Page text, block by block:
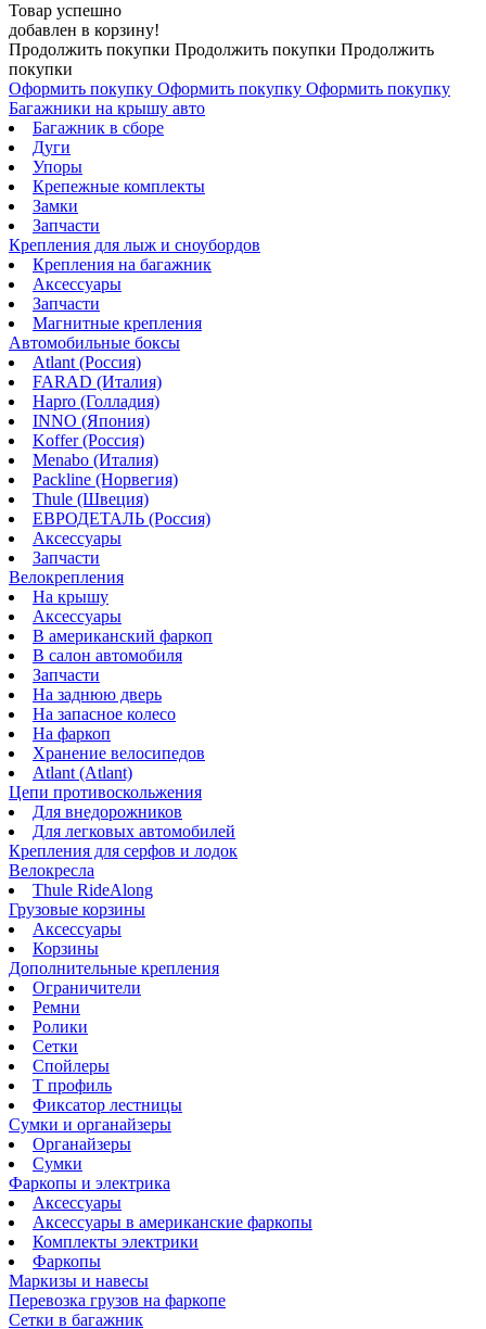
Товар успешно
добавлен в корзину!
Продолжить покупки Продолжить покупки Продолжить
покупки
Оформить покупку Оформить покупку Оформить покупку
Багажники на крышу авто
Багажник в сборе
Дуги
Упоры
Крепежные комплекты
Замки
Запчасти
Крепления для лыж и сноубордов
Крепления на багажник
Аксессуары
Запчасти
Магнитные крепления
Автомобильные боксы
Atlant (Россия)
FARAD (Италия)
Hapro (Голладия)
INNO (Япония)
Koffer (Россия)
Menabo (Италия)
Packline (Норвегия)
Thule (Швеция)
ЕВРОДЕТАЛЬ (Россия)
Аксессуары
Запчасти
Велокрепления
На крышу
Аксессуары
В американский фаркоп
В салон автомобиля
Запчасти
На заднюю дверь
На запасное колесо
На фаркоп
Хранение велосипедов
Atlant (Atlant)
Цепи противоскольжения
Для внедорожников
Для легковых автомобилей
Крепления для серфов и лодок
Велокресла
Thule RideAlong
Грузовые корзины
Аксессуары
Корзины
Дополнительные крепления
Ограничители
Ремни
Ролики
Сетки
Спойлеры
Т профиль
Фиксатор лестницы
Сумки и органайзеры
Органайзеры
Сумки
Фаркопы и электрика
Аксессуары
Аксессуары в американские фаркопы
Комплекты электрики
Фаркопы
Маркизы и навесы
Перевозка грузов на фаркопе
Сетки в багажник